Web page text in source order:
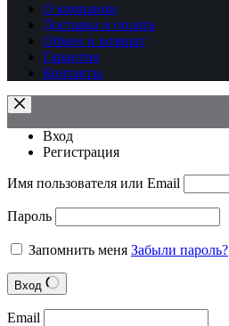
О компании
Доставка и оплата
Обмен и возврат
Гарантия
Контакты
Вход
Регистрация
Имя пользователя или Email
Пароль
Запомнить меня Забыли пароль?
Вход
Email